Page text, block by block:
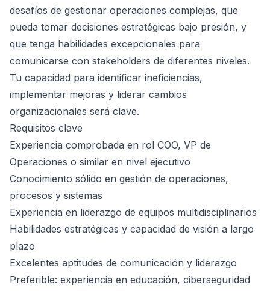
desafíos de gestionar operaciones complejas, que
pueda tomar decisiones estratégicas bajo presión, y
que tenga habilidades excepcionales para
comunicarse con stakeholders de diferentes niveles.
Tu capacidad para identificar ineficiencias,
implementar mejoras y liderar cambios
organizacionales será clave.
Requisitos clave
Experiencia comprobada en rol COO, VP de
Operaciones o similar en nivel ejecutivo
Conocimiento sólido en gestión de operaciones,
procesos y sistemas
Experiencia en liderazgo de equipos multidisciplinarios
Habilidades estratégicas y capacidad de visión a largo
plazo
Excelentes aptitudes de comunicación y liderazgo
Preferible: experiencia en educación, ciberseguridad